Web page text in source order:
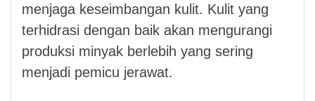
menjaga keseimbangan kulit. Kulit yang
terhidrasi dengan baik akan mengurangi
produksi minyak berlebih yang sering
menjadi pemicu jerawat.